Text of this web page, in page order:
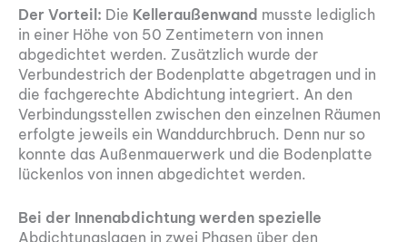
Der Vorteil: Die Kelleraußenwand musste lediglich
in einer Höhe von 50 Zentimetern von innen
abgedichtet werden. Zusätzlich wurde der
Verbundestrich der Bodenplatte abgetragen und in
die fachgerechte Abdichtung integriert. An den
Verbindungsstellen zwischen den einzelnen Räumen
erfolgte jeweils ein Wanddurchbruch. Denn nur so
konnte das Außenmauerwerk und die Bodenplatte
lückenlos von innen abgedichtet werden.
Bei der Innenabdichtung werden spezielle
Abdichtungslagen in zwei Phasen über den